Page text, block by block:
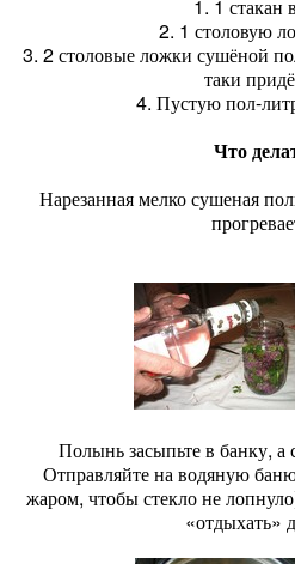
1. 1 стакан
2. 1 столовую
3. 2 столовые ложки сушёной
таки
4. Пустую пол-
Что
Нарезанная мелко сушеная
Полынь засыпьте в банку, а
Отправляйте на водяную
жаром, чтобы стекло не
«отдыхать»